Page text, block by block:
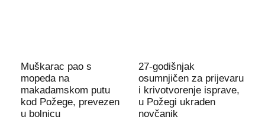
Muškarac pao s
mopeda na
makadamskom putu
kod Požege, prevezen
u bolnicu
27-godišnjak
osumnjičen za prijevaru
i krivotvorenje isprave,
u Požegi ukraden
novčanik